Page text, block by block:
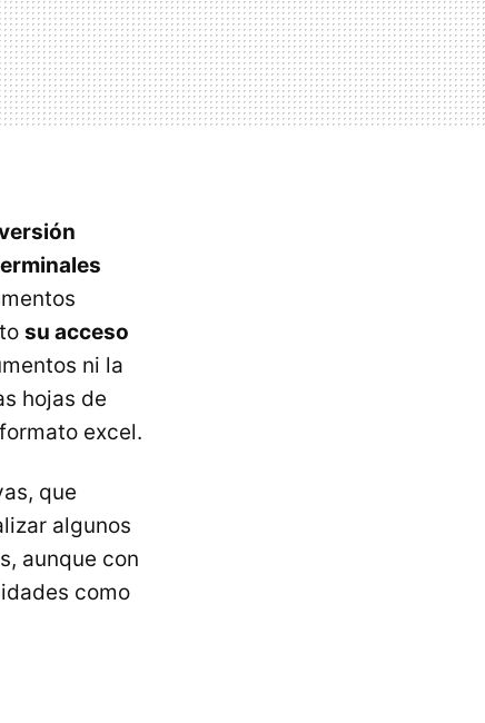
su acceso
ni la
hojas de
excel.
que
algunos
aunque con
como